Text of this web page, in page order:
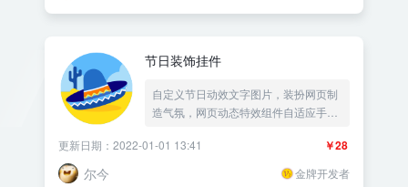
节日装饰挂件
自定义节日动效文字图片，装扮网页制
造气氛，网页动态特效组件自适应手
节|国庆节|情人节，特殊日子纪念日网
页美化插件——《益吾库》尔今作品
￥28
更新日期：2022-01-01 13:41
尔今 金牌开发者